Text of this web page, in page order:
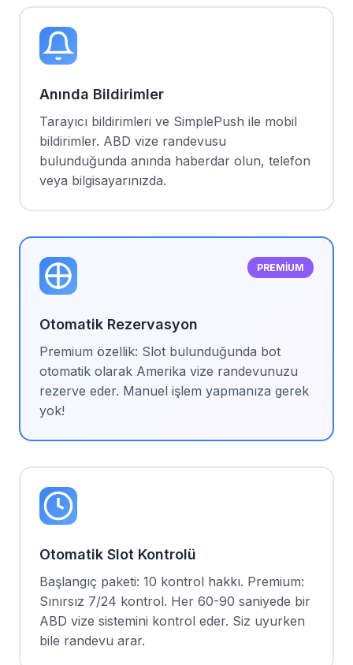
Anında Bildirimler
Tarayıcı bildirimleri ve SimplePush ile mobil
bildirimler. ABD vize randevusu
bulunduğunda anında haberdar olun, telefon
veya bilgisayarınızda.
PREMIUM
Otomatik Rezervasyon
Premium özellik: Slot bulunduğunda bot
otomatik olarak Amerika vize randevunuzu
rezerve eder. Manuel işlem yapmanıza gerek
yok!
Otomatik Slot Kontrolü
Başlangıç paketi: 10 kontrol hakkı. Premium:
Sınırsız 7/24 kontrol. Her 60-90 saniyede bir
ABD vize sistemini kontrol eder. Siz uyurken
bile randevu arar.